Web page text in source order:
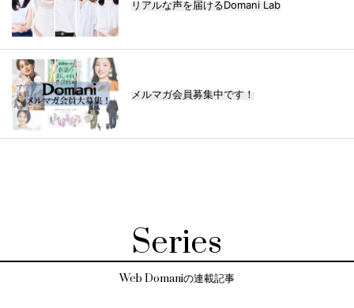
リアルな声を届けるDomani Lab
メルマガ会員募集中です！
Series
Web Domaniの連載記事